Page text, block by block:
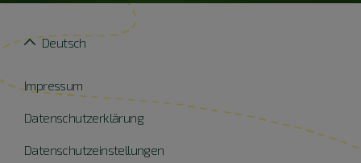
Impressum
Datenschutzerklärung
Datenschutzeinstellungen
Deutsch